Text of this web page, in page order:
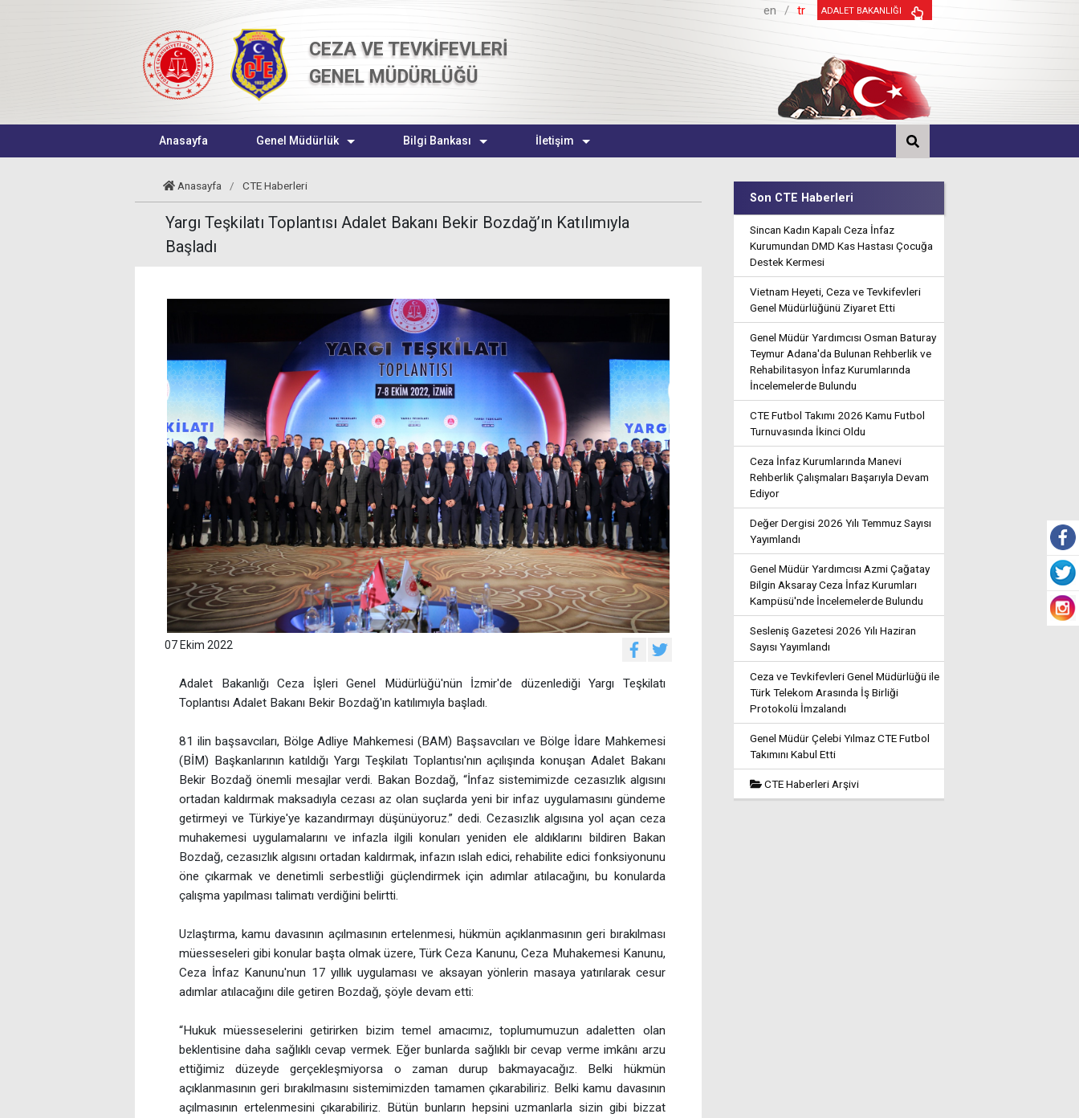
CEZA VE TEVKİFEVLERİ
GENEL MÜDÜRLÜĞÜ
en / tr ADALET BAKANLIĞI
Anasayfa Genel Müdürlük Bilgi Bankası İletişim
Anasayfa / CTE Haberleri
Yargı Teşkilatı Toplantısı Adalet Bakanı Bekir Bozdağ’ın Katılımıyla
Başladı
07 Ekim 2022
Adalet Bakanlığı Ceza İşleri Genel Müdürlüğü'nün İzmir'de düzenlediği Yargı Teşkilatı
Toplantısı Adalet Bakanı Bekir Bozdağ'ın katılımıyla başladı.
81 ilin başsavcıları, Bölge Adliye Mahkemesi (BAM) Başsavcıları ve Bölge İdare Mahkemesi
(BİM) Başkanlarının katıldığı Yargı Teşkilatı Toplantısı'nın açılışında konuşan Adalet Bakanı
Bekir Bozdağ önemli mesajlar verdi. Bakan Bozdağ, “İnfaz sistemimizde cezasızlık algısını
ortadan kaldırmak maksadıyla cezası az olan suçlarda yeni bir infaz uygulamasını gündeme
getirmeyi ve Türkiye'ye kazandırmayı düşünüyoruz.” dedi. Cezasızlık algısına yol açan ceza
muhakemesi uygulamalarını ve infazla ilgili konuları yeniden ele aldıklarını bildiren Bakan
Bozdağ, cezasızlık algısını ortadan kaldırmak, infazın ıslah edici, rehabilite edici fonksiyonunu
öne çıkarmak ve denetimli serbestliği güçlendirmek için adımlar atılacağını, bu konularda
çalışma yapılması talimatı verdiğini belirtti.
Uzlaştırma, kamu davasının açılmasının ertelenmesi, hükmün açıklanmasının geri bırakılması
müesseseleri gibi konular başta olmak üzere, Türk Ceza Kanunu, Ceza Muhakemesi Kanunu,
Ceza İnfaz Kanunu'nun 17 yıllık uygulaması ve aksayan yönlerin masaya yatırılarak cesur
adımlar atılacağını dile getiren Bozdağ, şöyle devam etti:
“Hukuk müesseselerini getirirken bizim temel amacımız, toplumumuzun adaletten olan
beklentisine daha sağlıklı cevap vermek. Eğer bunlarda sağlıklı bir cevap verme imkânı arzu
ettiğimiz düzeyde gerçekleşmiyorsa o zaman durup bakmayacağız. Belki hükmün
açıklanmasının geri bırakılmasını sistemimizden tamamen çıkarabiliriz. Belki kamu davasının
açılmasının ertelenmesini çıkarabiliriz. Bütün bunların hepsini uzmanlarla sizin gibi bizzat
Son CTE Haberleri
Sincan Kadın Kapalı Ceza İnfaz
Kurumundan DMD Kas Hastası Çocuğa
Destek Kermesi
Vietnam Heyeti, Ceza ve Tevkifevleri
Genel Müdürlüğünü Ziyaret Etti
Genel Müdür Yardımcısı Osman Baturay
Teymur Adana'da Bulunan Rehberlik ve
Rehabilitasyon İnfaz Kurumlarında
İncelemelerde Bulundu
CTE Futbol Takımı 2026 Kamu Futbol
Turnuvasında İkinci Oldu
Ceza İnfaz Kurumlarında Manevi
Rehberlik Çalışmaları Başarıyla Devam
Ediyor
Değer Dergisi 2026 Yılı Temmuz Sayısı
Yayımlandı
Genel Müdür Yardımcısı Azmi Çağatay
Bilgin Aksaray Ceza İnfaz Kurumları
Kampüsü'nde İncelemelerde Bulundu
Sesleniş Gazetesi 2026 Yılı Haziran
Sayısı Yayımlandı
Ceza ve Tevkifevleri Genel Müdürlüğü ile
Türk Telekom Arasında İş Birliği
Protokolü İmzalandı
Genel Müdür Çelebi Yılmaz CTE Futbol
Takımını Kabul Etti
CTE Haberleri Arşivi